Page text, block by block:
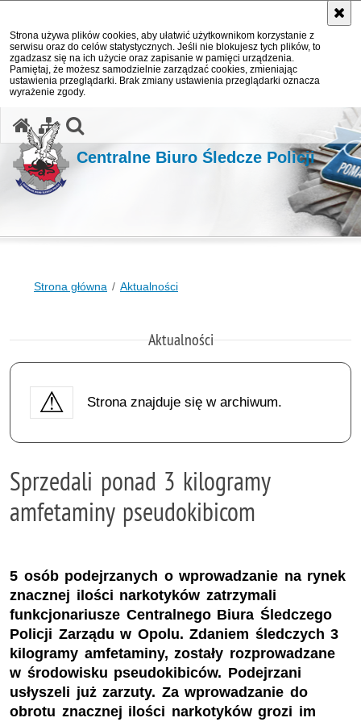
Strona używa plików cookies, aby ułatwić użytkownikom korzystanie z
serwisu oraz do celów statystycznych. Jeśli nie blokujesz tych plików, to
zgadzasz się na ich użycie oraz zapisanie w pamięci urządzenia.
Pamiętaj, że możesz samodzielnie zarządzać cookies, zmieniając
ustawienia przeglądarki. Brak zmiany ustawienia przeglądarki oznacza
wyrażenie zgody.
Centralne Biuro Śledcze Policji
Strona główna Aktualności
Aktualności
Strona znajduje się w archiwum.
Sprzedali ponad 3 kilogramy
amfetaminy pseudokibicom
5 osób podejrzanych o wprowadzanie na rynek
znacznej ilości narkotyków zatrzymali
funkcjonariusze Centralnego Biura Śledczego
Policji Zarządu w Opolu. Zdaniem śledczych 3
kilogramy amfetaminy, zostały rozprowadzane
w środowisku pseudokibiców. Podejrzani
usłyszeli już zarzuty. Za wprowadzanie do
obrotu znacznej ilości narkotyków grozi im